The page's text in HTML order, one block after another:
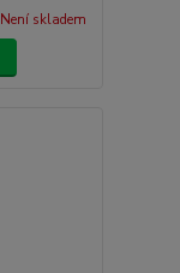
Není skladem